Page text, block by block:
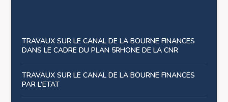
TRAVAUX SUR LE CANAL DE LA BOURNE FINANCES
DANS LE CADRE DU PLAN 5RHONE DE LA CNR
TRAVAUX SUR LE CANAL DE LA BOURNE FINANCES
PAR L’ETAT